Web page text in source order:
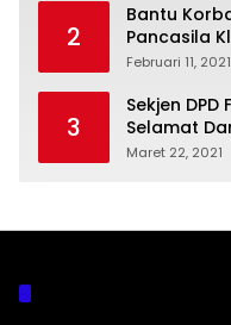
2
Bantu
Pancasila
Februari 11, 2021
3
Sekjen DPD FPMI Karawang Mengucapkan
Selamat
Calon
Maret 22, 2021